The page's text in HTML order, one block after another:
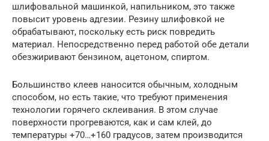
шлифовальной машинкой, напильником, это также
повысит уровень адгезии. Резину шлифовкой не
обрабатывают, поскольку есть риск повредить
материал. Непосредственно перед работой обе детали
обезжиривают бензином, ацетоном, спиртом.
Большинство клеев наносится обычным, холодным
способом, но есть такие, что требуют применения
технологии горячего склеивания. В этом случае
поверхности прогреваются, как и сам клей, до
температуры +70…+160 градусов, затем производится